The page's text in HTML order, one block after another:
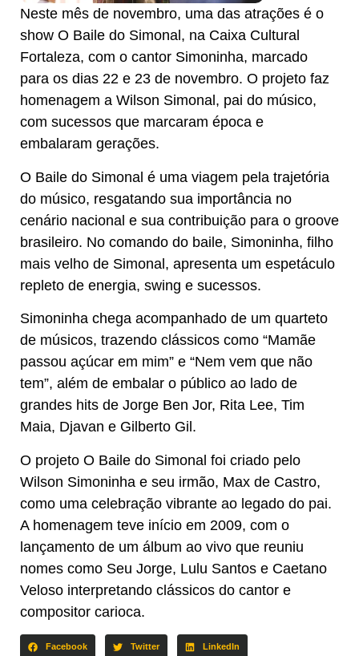
Neste mês de novembro, uma das atrações é o
show O Baile do Simonal, na Caixa Cultural
Fortaleza, com o cantor Simoninha, marcado
para os dias 22 e 23 de novembro. O projeto faz
homenagem a Wilson Simonal, pai do músico,
com sucessos que marcaram época e
embalaram gerações.
O Baile do Simonal é uma viagem pela trajetória
do músico, resgatando sua importância no
cenário nacional e sua contribuição para o groove
brasileiro. No comando do baile, Simoninha, filho
mais velho de Simonal, apresenta um espetáculo
repleto de energia, swing e sucessos.
Simoninha chega acompanhado de um quarteto
de músicos, trazendo clássicos como “Mamãe
passou açúcar em mim” e “Nem vem que não
tem”, além de embalar o público ao lado de
grandes hits de Jorge Ben Jor, Rita Lee, Tim
Maia, Djavan e Gilberto Gil.
O projeto O Baile do Simonal foi criado pelo
Wilson Simoninha e seu irmão, Max de Castro,
como uma celebração vibrante ao legado do pai.
A homenagem teve início em 2009, com o
lançamento de um álbum ao vivo que reuniu
nomes como Seu Jorge, Lulu Santos e Caetano
Veloso interpretando clássicos do cantor e
compositor carioca.
Facebook Twitter LinkedIn